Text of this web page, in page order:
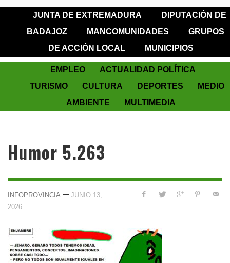
JUNTA DE EXTREMADURA
DIPUTACIÓN DE
BADAJOZ
MANCOMUNIDADES
GRUPOS
DE ACCIÓN LOCAL
MUNICIPIOS
EMPLEO
ACTUALIDAD POLÍTICA
TURISMO
CULTURA DEPORTES
MEDIO
AMBIENTE
MULTIMEDIA
Humor 5.263
INFOPROVINCIA — JUNIO 13,
2026